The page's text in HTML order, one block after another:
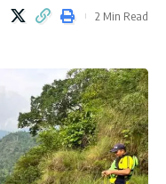
2 Min Read